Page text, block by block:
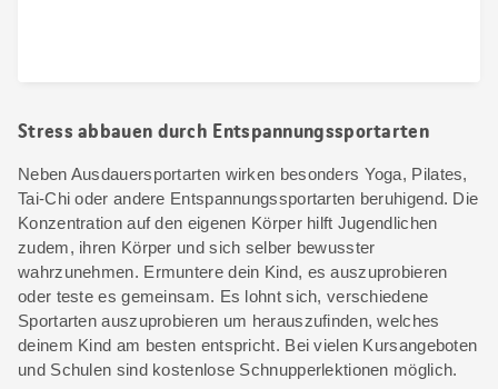
Stress abbauen durch Entspannungssportarten
Neben Ausdauersportarten wirken besonders Yoga, Pilates,
Tai-Chi oder andere Entspannungssportarten beruhigend. Die
Konzentration auf den eigenen Körper hilft Jugendlichen
zudem, ihren Körper und sich selber bewusster
wahrzunehmen. Ermuntere dein Kind, es auszuprobieren
oder teste es gemeinsam. Es lohnt sich, verschiedene
Sportarten auszuprobieren um herauszufinden, welches
deinem Kind am besten entspricht. Bei vielen Kursangeboten
und Schulen sind kostenlose Schnupperlektionen möglich.